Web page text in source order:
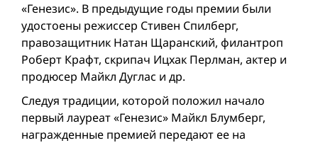
«Генезис». В предыдущие годы премии были
удостоены режиссер Стивен Спилберг,
правозащитник Натан Щаранский, филантроп
Роберт Крафт, скрипач Ицхак Перлман, актер и
продюсер Майкл Дуглас и др.
Следуя традиции, которой положил начало
первый лауреат «Генезис» Майкл Блумберг,
награжденные премией передают ее на